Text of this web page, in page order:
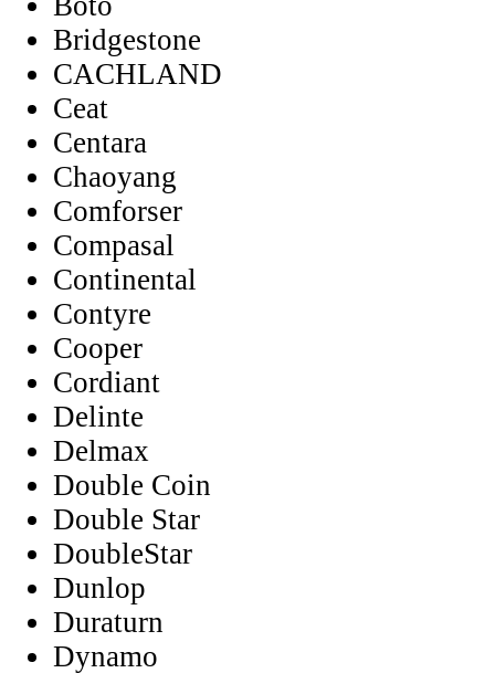
Bridgestone
CACHLAND
Ceat
Centara
Chaoyang
Comforser
Compasal
Continental
Contyre
Cooper
Cordiant
Delinte
Delmax
Double Coin
Double Star
DoubleStar
Dunlop
Duraturn
Dynamo